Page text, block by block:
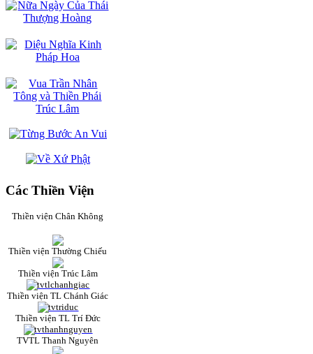
Các Thiền Viện
Thiền viện Chân Không
Thiền viện Thường Chiếu
Thiền viện Trúc Lâm
Thiền viện TL Chánh Giác
Thiền viện TL Trí Đức
TVTL Thanh Nguyên